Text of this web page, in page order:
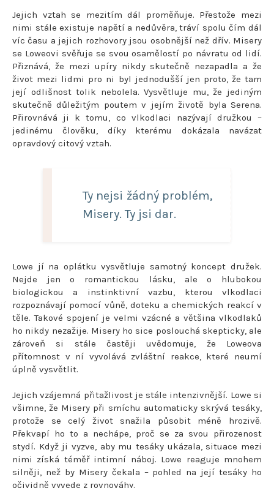
Jejich vztah se mezitím dál proměňuje. Přestože mezi
nimi stále existuje napětí a nedůvěra, tráví spolu čím dál
víc času a jejich rozhovory jsou osobnější než dřív. Misery
se Loweovi svěřuje se svou osamělostí po návratu od lidí.
Přiznává, že mezi upíry nikdy skutečně nezapadla a že
život mezi lidmi pro ni byl jednodušší jen proto, že tam
její odlišnost tolik nebolela. Vysvětluje mu, že jediným
skutečně důležitým poutem v jejím životě byla Serena.
Přirovnává ji k tomu, co vlkodlaci nazývají družkou –
jedinému člověku, díky kterému dokázala navázat
opravdový citový vztah.
Ty nejsi žádný problém,
Misery. Ty jsi dar.
Lowe jí na oplátku vysvětluje samotný koncept družek.
Nejde jen o romantickou lásku, ale o hlubokou
biologickou a instinktivní vazbu, kterou vlkodlaci
rozpoznávají pomocí vůně, doteku a chemických reakcí v
těle. Takové spojení je velmi vzácné a většina vlkodlaků
ho nikdy nezažije. Misery ho sice poslouchá skepticky, ale
zároveň si stále častěji uvědomuje, že Loweova
přítomnost v ní vyvolává zvláštní reakce, které neumí
úplně vysvětlit.
Jejich vzájemná přitažlivost je stále intenzivnější. Lowe si
všimne, že Misery při smíchu automaticky skrývá tesáky,
protože se celý život snažila působit méně hrozivě.
Překvapí ho to a nechápe, proč se za svou přirozenost
stydí. Když ji vyzve, aby mu tesáky ukázala, situace mezi
nimi získá téměř intimní náboj. Lowe reaguje mnohem
silněji, než by Misery čekala – pohled na její tesáky ho
očividně vyvede z rovnováhy.